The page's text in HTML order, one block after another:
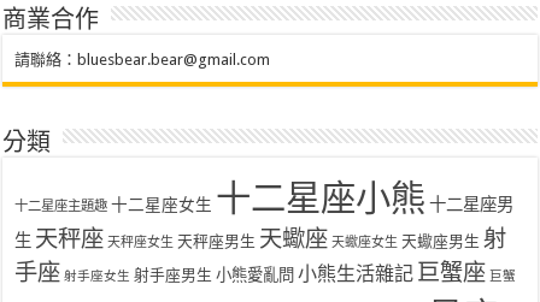
商業合作
請聯絡：bluesbear.bear@gmail.com
分類
十二星座主題趣 十二星座女生 十二星座小熊 十二星座男
生 天秤座 天秤座女生 天秤座男生 天蠍座 天蠍座女生 天蠍座男生 射
手座 射手座女生 射手座男生 小熊愛亂問 小熊生活雜記 巨蟹座 巨蟹